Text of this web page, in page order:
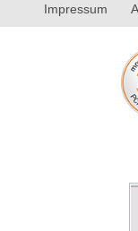
Impressum